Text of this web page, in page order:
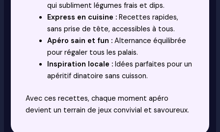
qui subliment légumes frais et dips.
Express en cuisine : Recettes rapides,
sans prise de tête, accessibles à tous.
Apéro sain et fun : Alternance équilibrée
pour régaler tous les palais.
Inspiration locale : Idées parfaites pour un
apéritif dinatoire sans cuisson.
Avec ces recettes, chaque moment apéro
devient un terrain de jeux convivial et savoureux.